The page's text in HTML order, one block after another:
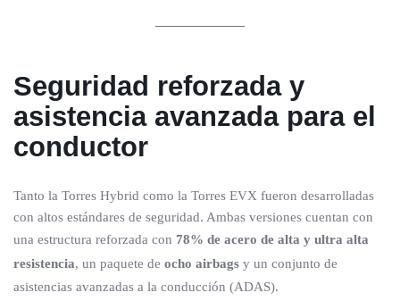
Seguridad reforzada y
asistencia avanzada para el
conductor
Tanto la Torres Hybrid como la Torres EVX fueron desarrolladas
con altos estándares de seguridad. Ambas versiones cuentan con
una estructura reforzada con 78% de acero de alta y ultra alta
resistencia, un paquete de ocho airbags y un conjunto de
asistencias avanzadas a la conducción (ADAS).